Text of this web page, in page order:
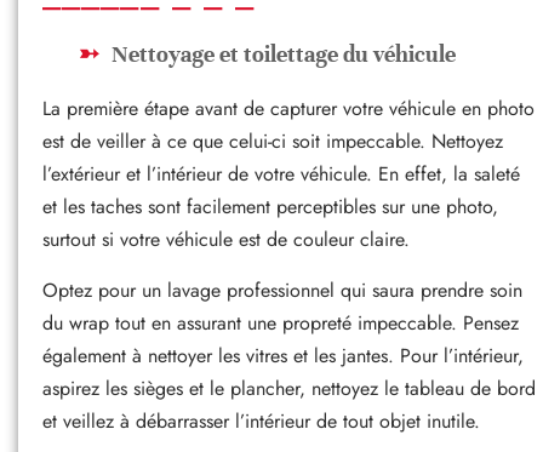
Nettoyage et toilettage du véhicule
La première étape avant de capturer votre véhicule en photo
est de veiller à ce que celui-ci soit impeccable. Nettoyez
l’extérieur et l’intérieur de votre véhicule. En effet, la saleté
et les taches sont facilement perceptibles sur une photo,
surtout si votre véhicule est de couleur claire.
Optez pour un lavage professionnel qui saura prendre soin
du wrap tout en assurant une propreté impeccable. Pensez
également à nettoyer les vitres et les jantes. Pour l’intérieur,
aspirez les sièges et le plancher, nettoyez le tableau de bord
et veillez à débarrasser l’intérieur de tout objet inutile.